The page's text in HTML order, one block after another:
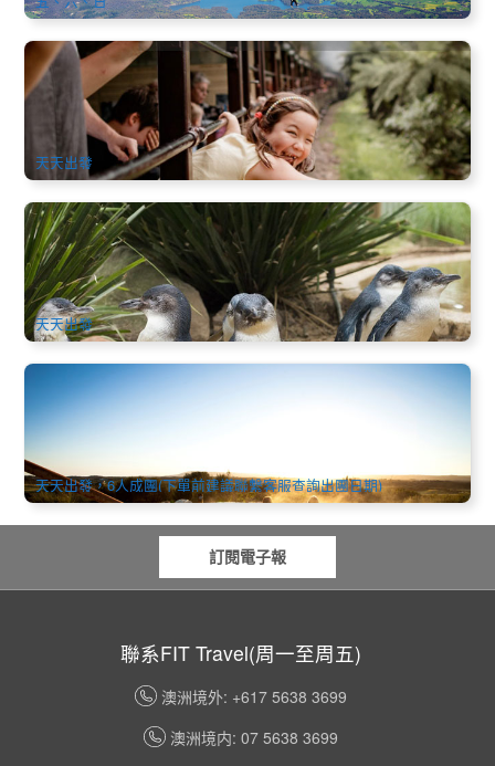
蒸汽小火車+企鵝島必玩雙拼一日遊(中文/40人座中大團) (4月
出發不含午餐，5月後出發含午餐)
1.5k 已預訂
AUD 199.00
MEL05027
天天出發
墨爾本下午出發直達神仙小企鵝│菲利普島企鵝歸巢之旅 (英
文)
417 已預訂
AUD $147.00 $165.00
MEL06085
天天出發
店長嚴選 | 莫寧頓半島溫泉+亞瑟王座纜車+彩虹小屋 (中文一
日遊)
793 已預訂
AUD
天天出發，6人成團(下單前建議聯繫客服查詢出團日期)
訂閱電子報
聯系FIT Travel(周一至周五)
澳洲境外: +617 5638 3699
澳洲境内: 07 5638 3699